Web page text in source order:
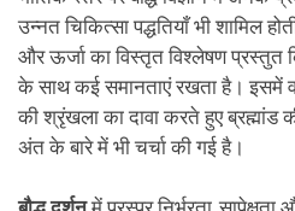
उन्नत चिकित्सा पद्धतियाँ भी शामिल
और ऊर्जा का विस्तृत विश्लेषण प्रस्तुत
के साथ कई समानताएं रखता है। इसमें
की श्रृंखला का दावा करते हुए
अंत के बारे में भी चर्चा की गई है।